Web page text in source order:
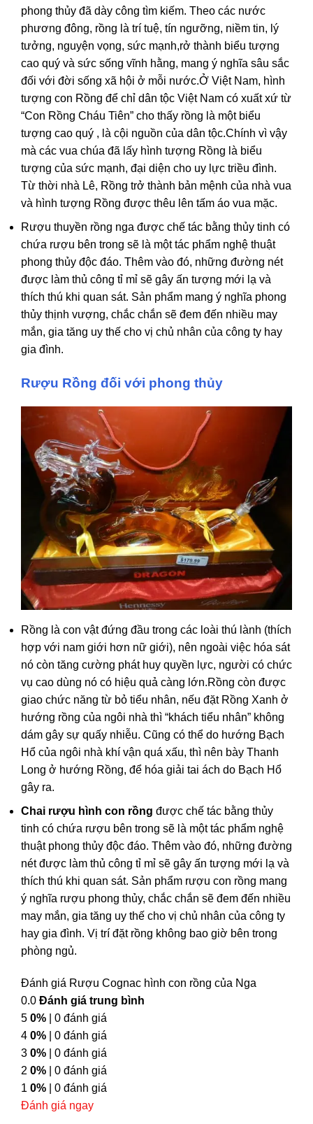
phong thủy đã dày công tìm kiếm. Theo các nước
phương đông, rồng là trí tuệ, tín ngưỡng, niềm tin, lý
tưởng, nguyện vọng, sức mạnh,rở thành biểu tượng
cao quý và sức sống vĩnh hằng, mang ý nghĩa sâu sắc
đối với đời sống xã hội ở mỗi nước.Ở Việt Nam, hình
tượng con Rồng để chỉ dân tộc Việt Nam có xuất xứ từ
“Con Rồng Cháu Tiên” cho thấy rồng là một biểu
tượng cao quý , là cội nguồn của dân tộc.Chính vì vậy
mà các vua chúa đã lấy hình tượng Rồng là biểu
tượng của sức mạnh, đại diện cho uy lực triều đình.
Từ thời nhà Lê, Rồng trở thành bản mệnh của nhà vua
và hình tượng Rồng được thêu lên tấm áo vua mặc.
Rượu thuyền rồng nga được chế tác bằng thủy tinh có
chứa rượu bên trong sẽ là một tác phẩm nghệ thuật
phong thủy độc đáo. Thêm vào đó, những đường nét
được làm thủ công tỉ mỉ sẽ gây ấn tượng mới lạ và
thích thú khi quan sát. Sản phẩm mang ý nghĩa phong
thủy thịnh vượng, chắc chắn sẽ đem đến nhiều may
mắn, gia tăng uy thế cho vị chủ nhân của công ty hay
gia đình.
Rượu Rồng đối với phong thủy
Rồng là con vật đứng đầu trong các loài thú lành (thích
hợp với nam giới hơn nữ giới), nên ngoài việc hóa sát
nó còn tăng cường phát huy quyền lực, người có chức
vụ cao dùng nó có hiệu quả càng lớn.Rồng còn được
giao chức năng từ bỏ tiểu nhân, nếu đặt Rồng Xanh ở
hướng rồng của ngôi nhà thì “khách tiểu nhân” không
dám gây sự quấy nhiễu. Cũng có thể do hướng Bạch
Hổ của ngôi nhà khí vận quá xấu, thì nên bày Thanh
Long ở hướng Rồng, để hóa giải tai ách do Bạch Hổ
gây ra.
Chai rượu hình con rồng được chế tác bằng thủy
tinh có chứa rượu bên trong sẽ là một tác phẩm nghệ
thuật phong thủy độc đáo. Thêm vào đó, những đường
nét được làm thủ công tỉ mỉ sẽ gây ấn tượng mới lạ và
thích thú khi quan sát. Sản phẩm rượu con rồng mang
ý nghĩa rượu phong thủy, chắc chắn sẽ đem đến nhiều
may mắn, gia tăng uy thế cho vị chủ nhân của công ty
hay gia đình. Vị trí đặt rồng không bao giờ bên trong
phòng ngủ.
Đánh giá Rượu Cognac hình con rồng của Nga
0.0 Đánh giá trung bình
5 0% | 0 đánh giá
4 0% | 0 đánh giá
3 0% | 0 đánh giá
2 0% | 0 đánh giá
1 0% | 0 đánh giá
Đánh giá ngay